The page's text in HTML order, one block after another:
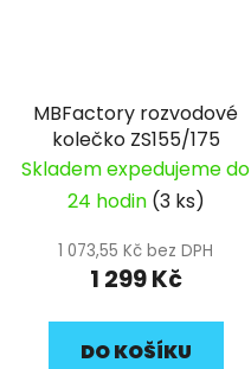
MBFactory rozvodové
kolečko ZS155/175
Skladem expedujeme do
24 hodin (3 ks)
1 073,55 Kč bez DPH
1 299 Kč
DO KOŠÍKU